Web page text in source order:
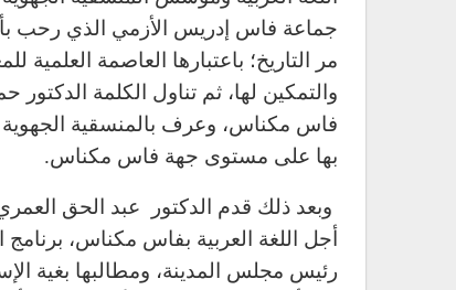
جماعة فاس إدريس الأزمي الذي رحب
مر التاريخ؛ باعتبارها العاصمة
والتمكين لها، ثم تناول الكلمة
فاس مكناس، وعرف بالمنسقية الجهوية
بها على مستوى جهة فاس مكناس.
وبعد ذلك قدم الدكتور عبد الحق
أجل اللغة العربية بفاس مكناس،
رئيس مجلس المدينة، ومطالبها بغية